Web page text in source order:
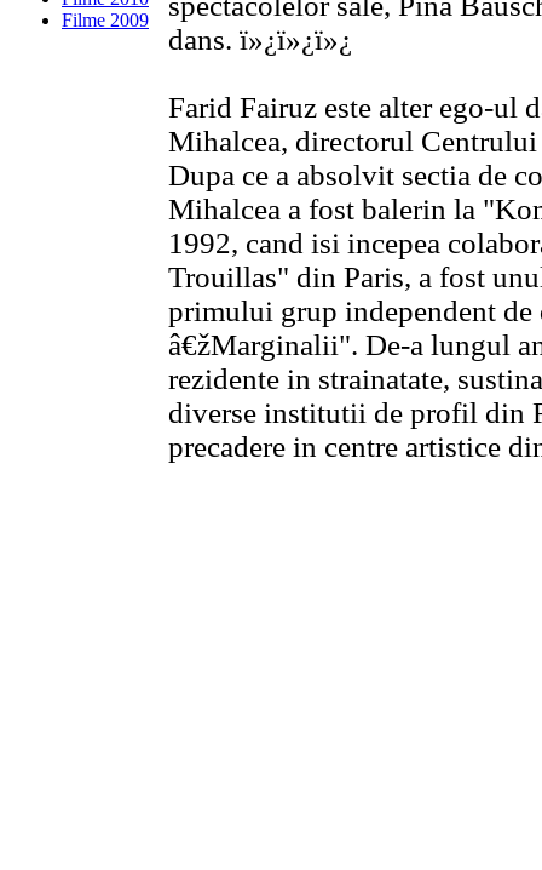
Filme 2009
dans. ï»¿ï»¿ï»¿
Farid Fairuz este alter ego-ul
Mihalcea, directorul
Dupa ce a absolvit sectia de
Mihalcea a fost balerin la
1992, cand isi incepea
Trouillas" din Paris, a fost
primului grup independent de
â€žMarginalii". De-a lungul
rezidente in strainatate,
diverse institutii de profil din
precadere in centre artistice